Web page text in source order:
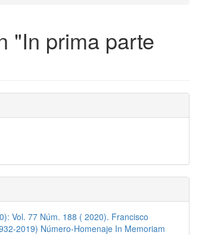
"In prima parte
Vol. 77 Núm. 188 ( 2020). Francisco
2019) Número-Homenaje In Memoriam